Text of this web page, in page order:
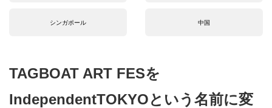
シンガポール 中国
TAGBOAT ART FESを
IndependentTOKYOという名前に変